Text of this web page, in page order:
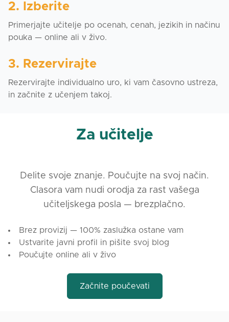
2. Izberite
Primerjajte učitelje po ocenah, cenah, jezikih in načinu
pouka — online ali v živo.
3. Rezervirajte
Rezervirajte individualno uro, ki vam časovno ustreza,
in začnite z učenjem takoj.
Za učitelje
Delite svoje znanje. Poučujte na svoj način.
Clasora vam nudi orodja za rast vašega
učiteljskega posla — brezplačno.
Brez provizij — 100% zaslužka ostane vam
Ustvarite javni profil in pišite svoj blog
Poučujte online ali v živo
Začnite poučevati